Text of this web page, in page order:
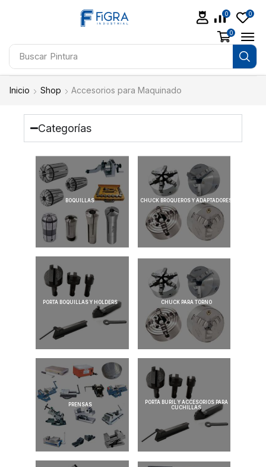
Buscar Pintura
0 0
0
Inicio Shop Accesorios para Maquinado
Categorías
BOQUILLAS CHUCK BROQUEROS Y ADAPTADORES
PORTA BOQUILLAS Y HOLDERS CHUCK PARA TORNO
PRENSAS
PORTA BURIL Y ACCESORIOS PARA
CUCHILLAS